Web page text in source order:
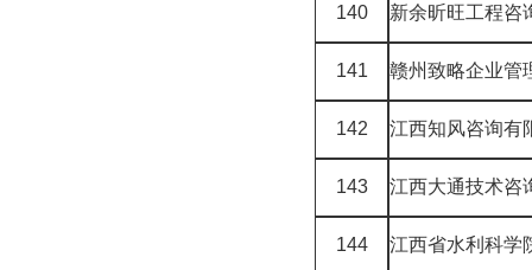
140 新余昕旺工程咨
141 赣州致略企业管
142 江西知风咨询有
143 江西大通技术咨
144 江西省水利科学